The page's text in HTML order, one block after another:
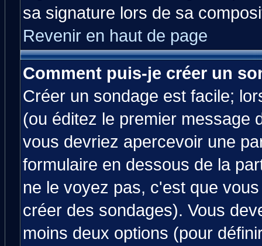
sa signature lors de sa
Revenir en haut de page
Comment puis-je créer un
Créer un sondage est facile;
(ou éditez le premier message
vous devriez apercevoir une
formulaire en dessous de la
ne le voyez pas, c'est que
créer des sondages). Vous
moins deux options (pour